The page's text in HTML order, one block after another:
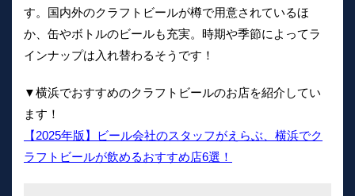
す。国内外のクラフトビールが樽で用意されているほ
か、缶やボトルのビールも充実。時期や季節によってラ
インナップは入れ替わるそうです！
▼横浜でおすすめのクラフトビールのお店を紹介してい
ます！
【2025年版】ビール会社のスタッフがえらぶ、横浜でク
ラフトビールが飲めるおすすめ店6選！